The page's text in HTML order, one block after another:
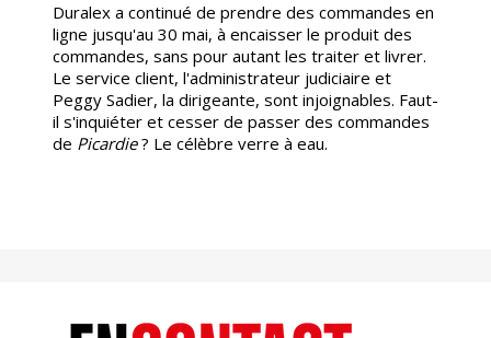
Duralex a continué de prendre des commandes en
ligne jusqu'au 30 mai, à encaisser le produit des
commandes, sans pour autant les traiter et livrer.
Le service client, l'administrateur judiciaire et
Peggy Sadier, la dirigeante, sont injoignables. Faut-
il s'inquiéter et cesser de passer des commandes
de Picardie? Le célèbre verre à eau.